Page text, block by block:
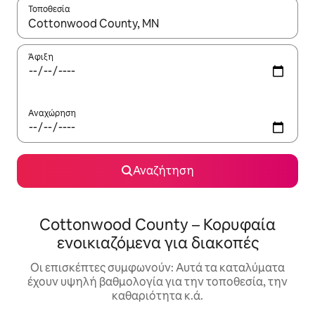
Τοποθεσία
Όταν τα αποτελέσματα είναι διαθέσιμα, μπορείτε να
Άφιξη
Αναχώρηση
Αναζήτηση
Cottonwood County – Κορυφαία
ενοικιαζόμενα για διακοπές
Οι επισκέπτες συμφωνούν: Αυτά τα καταλύματα
έχουν υψηλή βαθμολογία για την τοποθεσία, την
καθαριότητα κ.ά.